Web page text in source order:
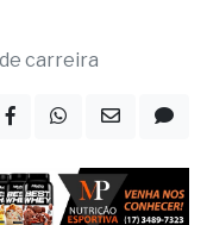
carreira